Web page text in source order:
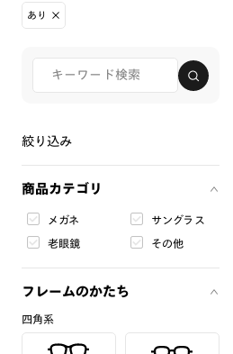
あり
絞り込み
商品カテゴリ
メガネ サングラス
老眼鏡 その他
フレームのかたち
四角系